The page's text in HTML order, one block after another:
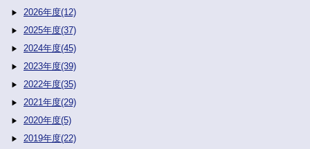
2026年度(12)
2025年度(37)
2024年度(45)
2023年度(39)
2022年度(35)
2021年度(29)
2020年度(5)
2019年度(22)